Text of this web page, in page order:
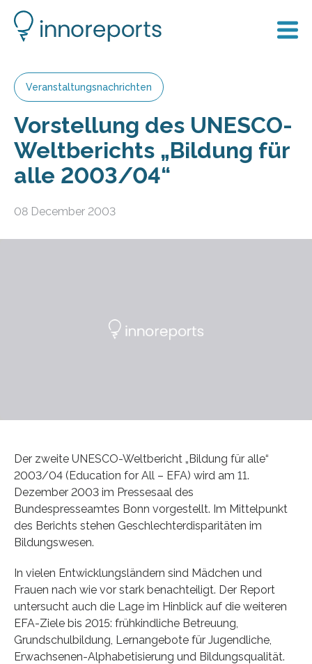
Veranstaltungsnachrichten
Vorstellung des UNESCO-
Weltberichts „Bildung für
alle 2003/04“
08 December 2003
Der zweite UNESCO-Weltbericht „Bildung für alle“
2003/04 (Education for All – EFA) wird am 11.
Dezember 2003 im Pressesaal des
Bundespresseamtes Bonn vorgestellt. Im Mittelpunkt
des Berichts stehen Geschlechterdisparitäten im
Bildungswesen.
In vielen Entwicklungsländern sind Mädchen und
Frauen nach wie vor stark benachteiligt. Der Report
untersucht auch die Lage im Hinblick auf die weiteren
EFA-Ziele bis 2015: frühkindliche Betreuung,
Grundschulbildung, Lernangebote für Jugendliche,
Erwachsenen-Alphabetisierung und Bildungsqualität.